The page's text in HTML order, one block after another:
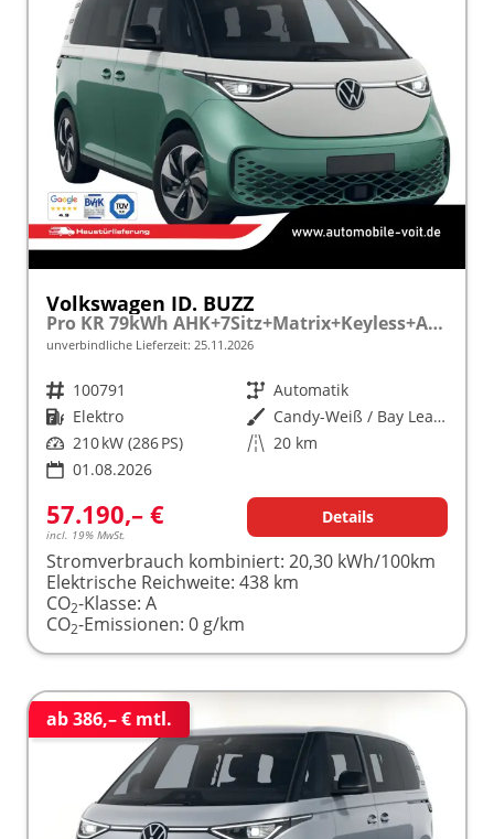
Volkswagen ID. BUZZ
Pro KR 79kWh AHK+7Sitz+Matrix+Keyless+ACC+Kamera+eHeck+WäPu+SideAssist
unverbindliche Lieferzeit: 25.11.2026
Fahrzeugnr. 100791 Getriebe Automatik
Kraftstoff Elektro Außenfarbe
Candy-Weiß / Bay Leaf Green Metallic
Leistung 210 kW (286 PS) Kilometerstand 20 km
01.08.2026
57.190,– €
incl. 19% MwSt.
Details
Stromverbrauch kombiniert: 20,30 kWh/100km
Elektrische Reichweite: 438 km
CO2-Klasse: A
CO2-Emissionen: 0 g/km
ab 386,– € mtl.